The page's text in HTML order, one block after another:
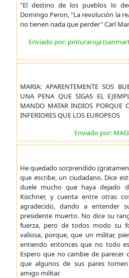
"El destino de los pueblos lo
Domingo Peron, "La revolución la
no tienen nada que perder" Carl
Enviado por: pinturaroja
MARIA: APARENTEMENTE SOS
UNA PENA QUE SIGAS EL
MANDO MATAR INDIOS PORQUE
INFERIORES QUE LOS EUROPEOS
Enviado por:
He quedado sorprendido
que escribe, un ciudadano. Dice
duele mucho que haya dejado
Kischner, y cuenta entre otras
agradecido, dando a entender
presidente muerto. No dice su
fuerza, pero de todos modo su
valiosa, porque, que un militar,
entiendo entonces que no todo
Espero que no cambie de parecer
que algunos de sus pares
amigo militar.